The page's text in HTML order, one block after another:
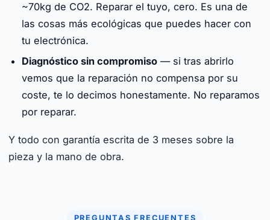
~70kg de CO2. Reparar el tuyo, cero. Es una de
las cosas más ecológicas que puedes hacer con
tu electrónica.
Diagnóstico sin compromiso — si tras abrirlo
vemos que la reparación no compensa por su
coste, te lo decimos honestamente. No reparamos
por reparar.
Y todo con garantía escrita de 3 meses sobre la
pieza y la mano de obra.
PREGUNTAS FRECUENTES